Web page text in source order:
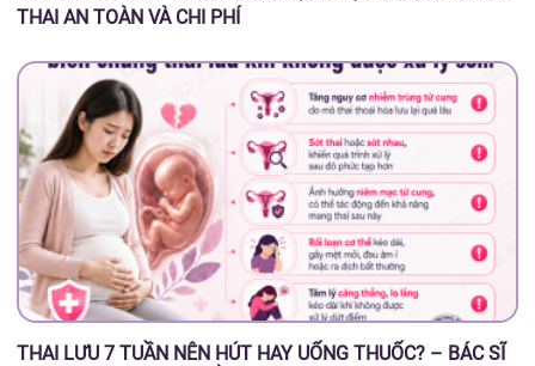
THAI AN TOÀN VÀ CHI PHÍ
THAI LƯU 7 TUẦN NÊN HÚT HAY UỐNG THUỐC? – BÁC SĨ